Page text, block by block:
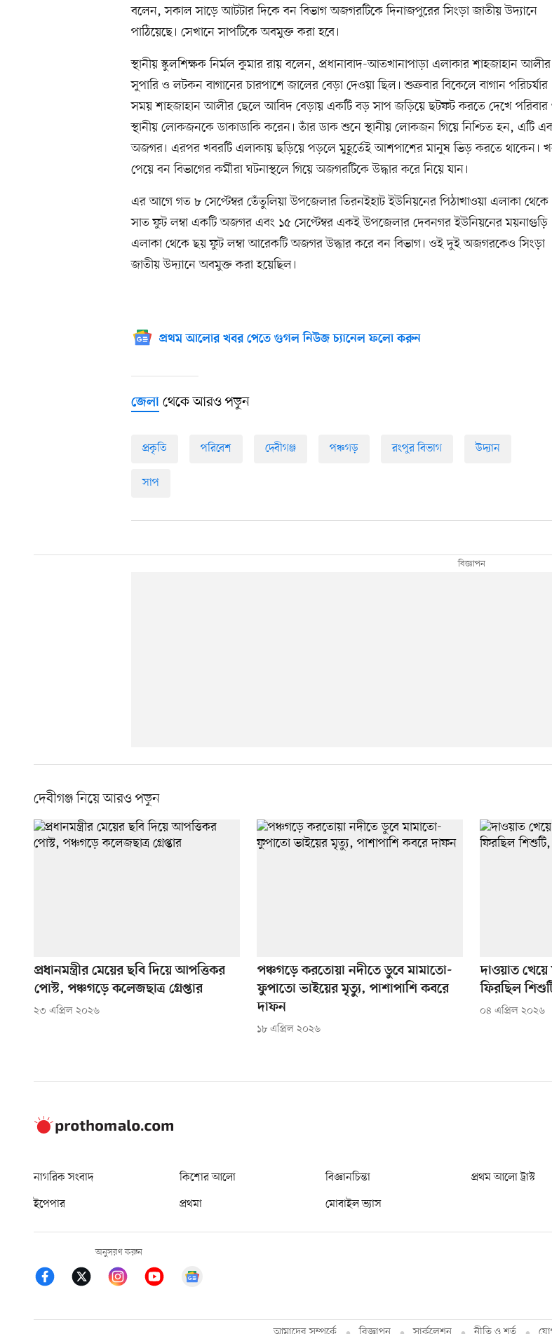
বলেন, সকাল সাড়ে আটটার দিকে বন বিভাগ অজগরটিকে দিনাজপুরের সিংড়া জাতীয় উদ্যানে
পাঠিয়েছে। সেখানে সাপটিকে অবমুক্ত করা হবে।
স্থানীয় স্কুলশিক্ষক নির্মল কুমার রায় বলেন, প্রধানাবাদ-আতখানাপাড়া এলাকার শাহজাহান আলীর
সুপারি ও লটকন বাগানের চারপাশে জালের বেড়া দেওয়া ছিল। শুক্রবার বিকেলে বাগান পরিচর্যার
সময় শাহজাহান আলীর ছেলে আবিদ বেড়ায় একটি বড় সাপ জড়িয়ে ছটফট করতে দেখে
স্থানীয় লোকজনকে ডাকাডাকি করেন। তাঁর ডাক শুনে স্থানীয় লোকজন গিয়ে নিশ্চিত হন, এটি
অজগর। এরপর খবরটি এলাকায় ছড়িয়ে পড়লে মুহূর্তেই আশপাশের মানুষ ভিড় করতে থাকেন।
পেয়ে বন বিভাগের কর্মীরা ঘটনাস্থলে গিয়ে অজগরটিকে উদ্ধার করে নিয়ে যান।
এর আগে গত ৮ সেপ্টেম্বর তেঁতুলিয়া উপজেলার তিরনইহাট ইউনিয়নের পিঠাখাওয়া এলাকা থেকে
সাত ফুট লম্বা একটি অজগর এবং ১৫ সেপ্টেম্বর একই উপজেলার দেবনগর ইউনিয়নের ময়নাগুড়ি
এলাকা থেকে ছয় ফুট লম্বা আরেকটি অজগর উদ্ধার করে বন বিভাগ। ওই দুই অজগরকেও সিংড়া
জাতীয় উদ্যানে অবমুক্ত করা হয়েছিল।
প্রথম আলোর খবর পেতে গুগল নিউজ চ্যানেল ফলো করুন
জেলা থেকে আরও পড়ুন
প্রকৃতি পরিবেশ দেবীগঞ্জ পঞ্চগড় রংপুর বিভাগ উদ্যান
সাপ
দেবীগঞ্জ নিয়ে আরও পড়ুন
প্রধানমন্ত্রীর মেয়ের ছবি দিয়ে আপত্তিকর
পোস্ট, পঞ্চগড়ে কলেজছাত্র গ্রেপ্তার
২৩ এপ্রিল ২০২৬
পঞ্চগড়ে করতোয়া নদীতে ডুবে মামাতো-
ফুপাতো ভাইয়ের মৃত্যু, পাশাপাশি কবরে
দাফন
১৮ এপ্রিল ২০২৬
দাওয়াত খেয়ে
ফিরছিল
০৪ এপ্রিল ২০২৬
নাগরিক সংবাদ কিশোর আলো বিজ্ঞানচিন্তা প্রথম আলো ট্রাস্ট
ইপেপার
প্রথমা মোবাইল ভ্যাস
অনুসরণ করুন